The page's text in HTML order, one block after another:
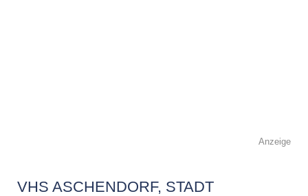
Anzeige
VHS ASCHENDORF, STADT